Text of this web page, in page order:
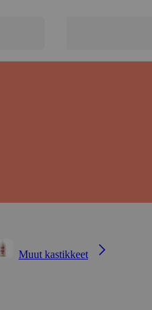
Muut kastikkeet